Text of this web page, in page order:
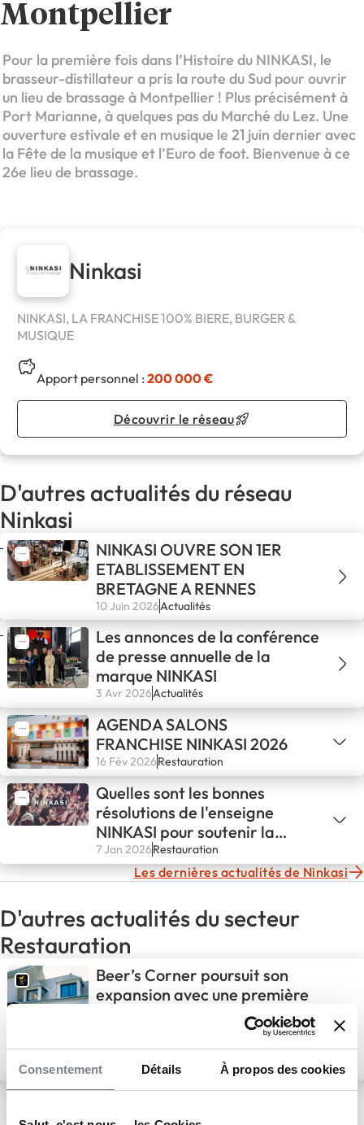
Consentement Détails À propos des cookies
Montpellier
Pour la première fois dans l’Histoire du NINKASI, le
brasseur-distillateur a pris la route du Sud pour ouvrir
un lieu de brassage à Montpellier ! Plus précisément à
Port Marianne, à quelques pas du Marché du Lez. Une
ouverture estivale et en musique le 21 juin dernier avec
la Fête de la musique et l’Euro de foot. Bienvenue à ce
26e lieu de brassage.
Ninkasi
NINKASI, LA FRANCHISE 100% BIERE, BURGER &
MUSIQUE
Apport personnel :200 000 €
Découvrir le réseau
D'autres actualités du réseau
Ninkasi
NINKASI OUVRE SON 1ER
ETABLISSEMENT EN
BRETAGNE A RENNES
10 Juin 2026Actualités
Les annonces de la conférence
de presse annuelle de la
marque NINKASI
3 Avr 2026Actualités
AGENDA SALONS
FRANCHISE NINKASI 2026
16 Fév 2026Restauration
Quelles sont les bonnes
résolutions de l'enseigne
NINKASI pour soutenir la
culture en 2026?
7 Jan 2026Restauration
Les dernières actualités de Ninkasi
D'autres actualités du secteur
Restauration
Beer’s Corner poursuit son
expansion avec une première
implantation en Bretagne
5 Août 2026Restauration
ZENDÖNER lance son
Programme des 20